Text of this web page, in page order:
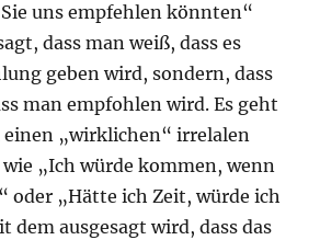
uns empfehlen könnten“
dass man weiß, dass es
geben wird, sondern, dass
man empfohlen wird. Es geht
einen „wirklichen“ irrelalen
„Ich würde kommen, wenn
oder „Hätte ich Zeit, würde ich
dem ausgesagt wird, dass das